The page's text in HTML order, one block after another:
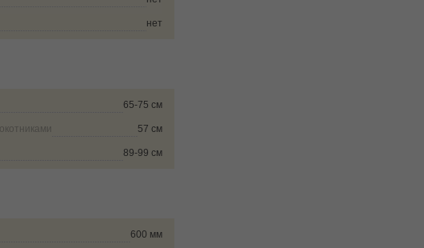
нет
65-75 см
57 см
89-99 см
600 мм